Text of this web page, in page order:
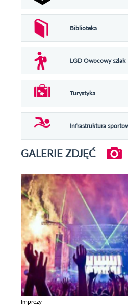
Biblioteka
LGD Owocowy szlak
Turystyka
Infrastruktura
GALERIE ZDJĘĆ
Imprezy